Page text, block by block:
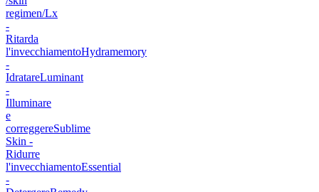
regimen/Lx
-
Ritarda
l'invecchiamentoHydramemory
-
IdratareLuminant
-
Illuminare
e
correggereSublime
Skin -
Ridurre
l'invecchiamentoEssential
-